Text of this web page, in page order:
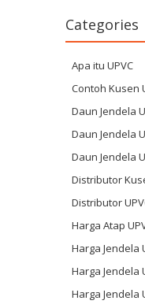
Categories
Apa itu UPVC
Contoh Kusen
Daun Jendela
Daun Jendela
Daun Jendela
Distributor
Distributor
Harga Atap
Harga Jendela
Harga Jendela
Harga Jendela